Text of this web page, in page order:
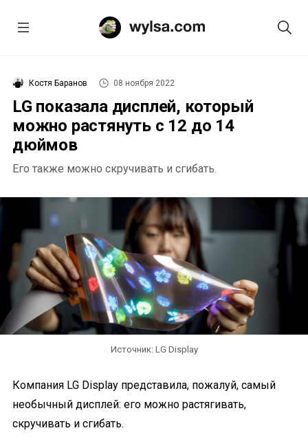
Костя Баранов 08 ноября 2022
LG показала дисплей, который
можно растянуть с 12 до 14
дюймов
Его также можно скручивать и сгибать.
Источник: LG Display
Компания LG Display представила, пожалуй, самый
необычный дисплей: его можно растягивать,
скручивать и сгибать.